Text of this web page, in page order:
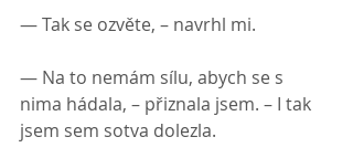
— Tak se ozvěte, – navrhl mi.
— Na to nemám sílu, abych se s
nima hádala, – přiznala jsem. – I tak
jsem sem sotva dolezla.